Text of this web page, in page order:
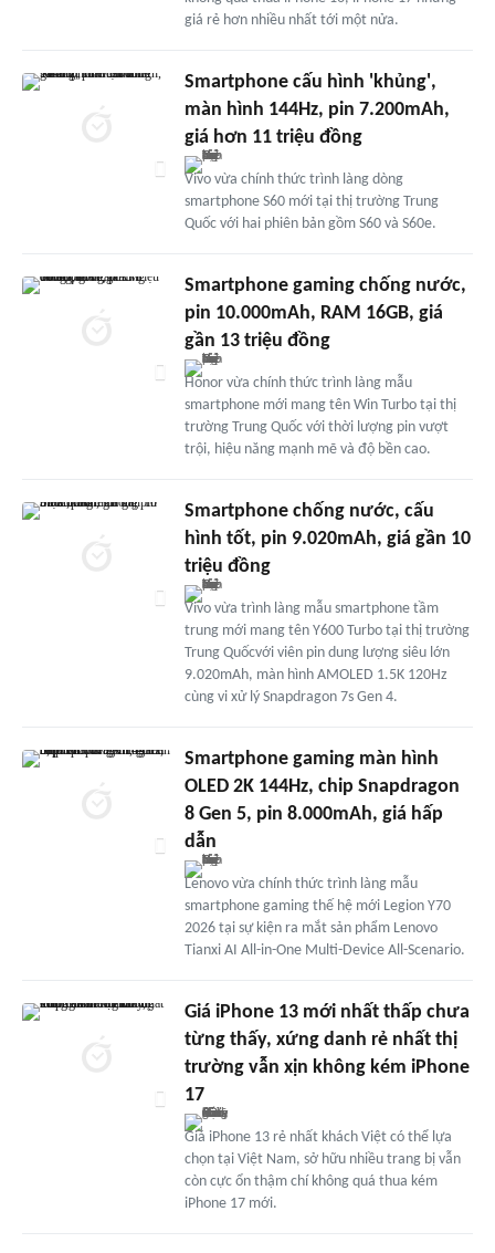
giá rẻ hơn nhiều nhất tới một nửa.
Smartphone cấu hình 'khủng',
màn hình 144Hz, pin 7.200mAh,
giá hơn 11 triệu đồng
Vivo vừa chính thức trình làng dòng
smartphone S60 mới tại thị trường Trung
Quốc với hai phiên bản gồm S60 và S60e.
Smartphone gaming chống nước,
pin 10.000mAh, RAM 16GB, giá
gần 13 triệu đồng
Honor vừa chính thức trình làng mẫu
smartphone mới mang tên Win Turbo tại thị
trường Trung Quốc với thời lượng pin vượt
trội, hiệu năng mạnh mẽ và độ bền cao.
Smartphone chống nước, cấu
hình tốt, pin 9.020mAh, giá gần 10
triệu đồng
Vivo vừa trình làng mẫu smartphone tầm
trung mới mang tên Y600 Turbo tại thị trường
Trung Quốcvới viên pin dung lượng siêu lớn
9.020mAh, màn hình AMOLED 1.5K 120Hz
cùng vi xử lý Snapdragon 7s Gen 4.
Smartphone gaming màn hình
OLED 2K 144Hz, chip Snapdragon
8 Gen 5, pin 8.000mAh, giá hấp
dẫn
Lenovo vừa chính thức trình làng mẫu
smartphone gaming thế hệ mới Legion Y70
2026 tại sự kiện ra mắt sản phẩm Lenovo
Tianxi AI All-in-One Multi-Device All-Scenario.
Giá iPhone 13 mới nhất thấp chưa
từng thấy, xứng danh rẻ nhất thị
trường vẫn xịn không kém iPhone
17
Giá iPhone 13 rẻ nhất khách Việt có thể lựa
chọn tại Việt Nam, sở hữu nhiều trang bị vẫn
còn cực ổn thậm chí không quá thua kém
iPhone 17 mới.